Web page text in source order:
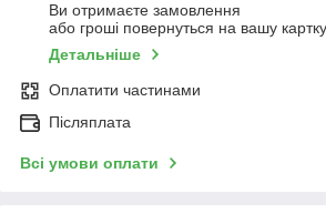
Ви отримаєте замовлення
або гроші повернуться на вашу картку
Детальніше
Оплатити частинами
Післяплата
Всі умови оплати